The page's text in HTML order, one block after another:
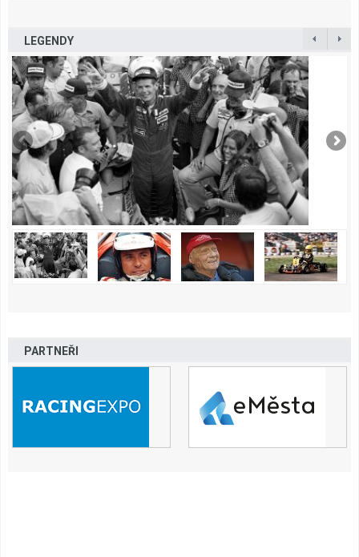
LEGENDY
PARTNEŘI